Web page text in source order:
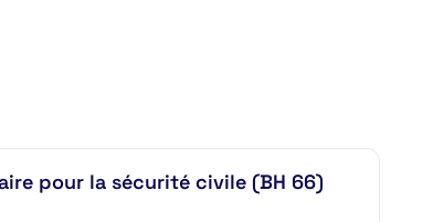
pour la sécurité civile (BH 66)